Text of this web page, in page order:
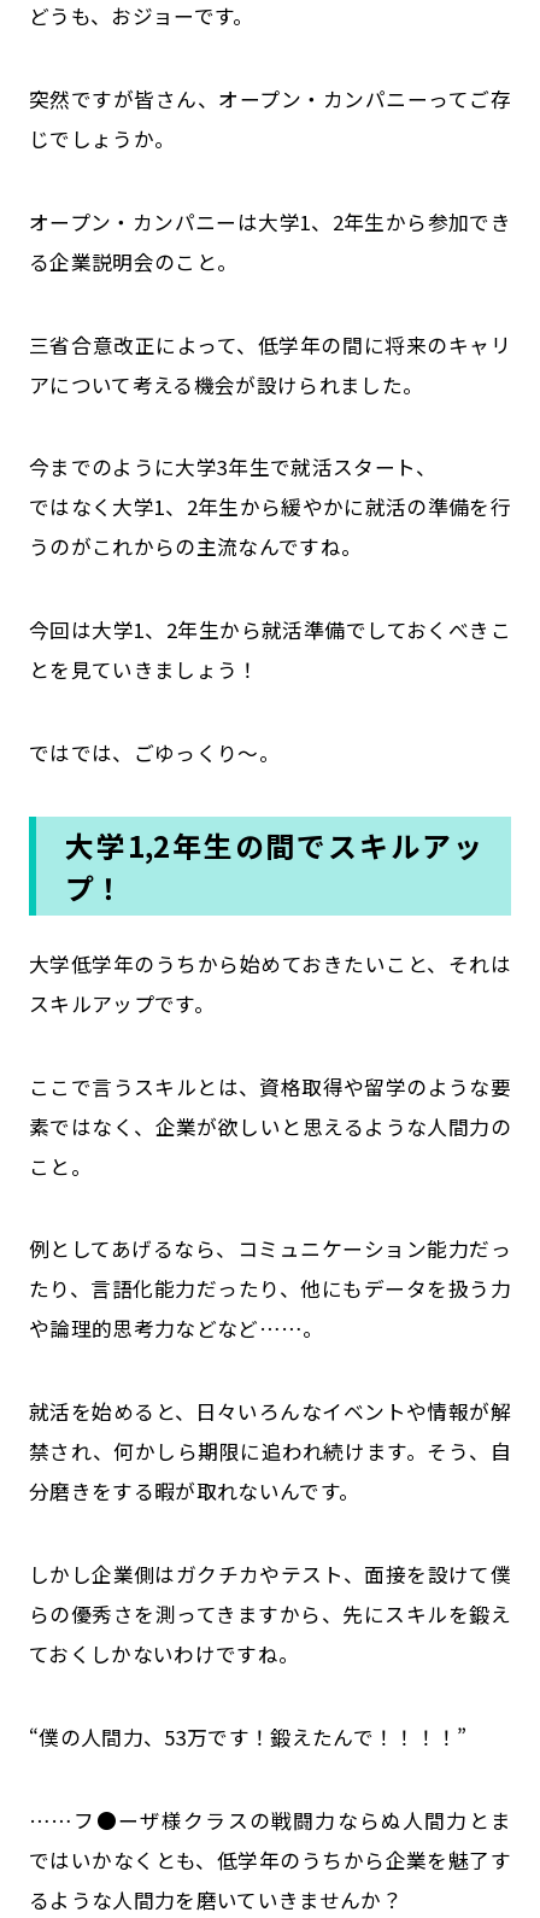
どうも、おジョーです。
突然ですが皆さん、オープン・カンパニーってご存
じでしょうか。
オープン・カンパニーは大学1、2年生から参加でき
る企業説明会のこと。
三省合意改正によって、低学年の間に将来のキャリ
アについて考える機会が設けられました。
今までのように大学3年生で就活スタート、
ではなく大学1、2年生から緩やかに就活の準備を行
うのがこれからの主流なんですね。
今回は大学1、2年生から就活準備でしておくべきこ
とを見ていきましょう！
ではでは、ごゆっくり～。
大学1,2年生の間でスキルアッ
プ！
大学低学年のうちから始めておきたいこと、それは
スキルアップです。
ここで言うスキルとは、資格取得や留学のような要
素ではなく、企業が欲しいと思えるような人間力の
こと。
例としてあげるなら、コミュニケーション能力だっ
たり、言語化能力だったり、他にもデータを扱う力
や論理的思考力などなど……。
就活を始めると、日々いろんなイベントや情報が解
禁され、何かしら期限に追われ続けます。そう、自
分磨きをする暇が取れないんです。
しかし企業側はガクチカやテスト、面接を設けて僕
らの優秀さを測ってきますから、先にスキルを鍛え
ておくしかないわけですね。
“僕の人間力、53万です！鍛えたんで！！！！”
……フ●ーザ様クラスの戦闘力ならぬ人間力とま
ではいかなくとも、低学年のうちから企業を魅了す
るような人間力を磨いていきませんか？